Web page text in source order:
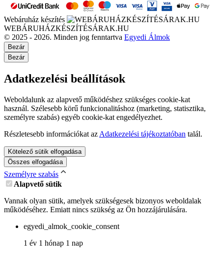
Webáruház készítés
WEBÁRUHÁZKÉSZÍTÉSÁRAK.HU
© 2025 - 2026. Minden jog fenntartva Egyedi Álmok
Bezár
Bezár
Adatkezelési beállítások
Weboldalunk az alapvető működéshez szükséges cookie-kat
használ. Szélesebb körű funkcionalitáshoz (marketing, statisztika,
személyre szabás) egyéb cookie-kat engedélyezhet.
Részletesebb információkat az Adatkezelési tájékoztatóban talál.
Kötelező sütik elfogadása
Összes elfogadása
Személyre szabás
Alapvető sütik
Vannak olyan sütik, amelyek szükségesek bizonyos weboldalak
működéséhez. Emiatt nincs szükség az Ön hozzájárulására.
egyedi_almok_cookie_consent
1 év 1 hónap 1 nap